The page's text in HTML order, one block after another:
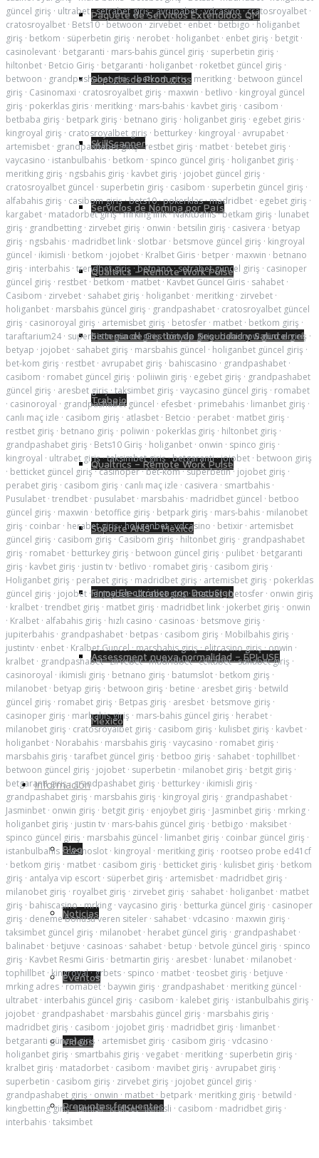
Paquete de Servicios Extendidos QM
Soporte de Productos
SkillScanner
Servicios de Nómina por País
Qualtrics – Remote Work Pulse
Sistema de Gestión de Seguridad y Salud en el
Trabajo
Qualtrics – Remote Work Pulse
Soporte AMS – México
Firma Electrónica con DocuSign
Assessment nueva normalidad – EPI-USE
México
Información
Blog
Noticias
Eventos
Videos
Preguntas frecuentes
güncel giriş · ultrabet·setrabet giriş·avrupabet·vdcasino·cratosroyalbet ·
cratosroyalbet · Bets10·betwoon·zirvebet·enbet·betbigo·holiganbet
giriş · betkom · süperbetin giriş · nerobet · holiganbet · enbet giriş · betgit ·
casinolevant · betgaranti · mars-bahis güncel giriş · superbetin giriş ·
hiltonbet · Betcio Giriş · betgaranti · holiganbet · roketbet güncel giriş ·
betwoon · grandpashabet giriş·betkom giriş· meritking · betwoon güncel
giriş · Casinomaxi · cratosroyalbet giriş · maxwin · betlivo · kingroyal güncel
giriş · pokerklas giris · meritking · mars-bahis · kavbet giriş · casibom ·
betbaba giriş · betpark giriş · betnano giriş · holiganbet giriş · egebet giris ·
kingroyal giriş · cratosroyalbet giriş · betturkey · kingroyal · avrupabet ·
artemisbet · grandpashabet giriş·restbet giriş · matbet · betebet giriş ·
vaycasino · istanbulbahis · betkom · spinco güncel giriş · holiganbet giriş ·
meritking giriş · ngsbahis giriş · kavbet giriş · jojobet güncel giriş ·
cratosroyalbet güncel · superbetin giriş · casibom · superbetin güncel giriş ·
alfabahis giriş · casibom giriş·bets10·pokerklas·madridbet · egebet giriş ·
kargabet · matadorbet giriş·mrking link·Nakitbahis·betkam giriş · lunabet
giriş · grandbetting · zirvebet giriş · onwin · betsilin giriş · casivera · betyap
giriş · ngsbahis · madridbet link · slotbar · betsmove güncel giriş · kingroyal
güncel · ikimisli · betkom · jojobet · Kralbet Giris · betper · maxwin · betnano
giriş · interbahis · trendbet giriş·betnano·setrabet güncel giriş · casinoper
güncel giriş · restbet · betkom · matbet · Kavbet Güncel Giris · sahabet ·
Casibom · zirvebet · sahabet giriş · holiganbet · meritking · zirvebet ·
holiganbet · marsbahis güncel giriş · grandpashabet · cratosroyalbet güncel
giriş · casinoroyal giriş · artemisbet giriş · betosfer · matbet · betkom giriş ·
taraftarium24 · superbetin güncel giriş·betyap giriş·bahisnow güncel giriş ·
betyap · jojobet · sahabet giriş · marsbahis güncel · holiganbet güncel giriş ·
bet-kom giriş · restbet · avrupabet giriş · bahiscasino · grandpashabet ·
casibom · romabet güncel giriş · poliiwin giriş · egebet giriş · grandpashabet
güncel giriş · aresbet giriş · taksimbet giriş · vaycasino güncel giriş · romabet
· casinoroyal · grandpashabet güncel · efesbet · primebahis · limanbet giriş ·
canlı maç izle · casibom giriş · atlasbet · Betcio · perabet · matbet giriş ·
restbet giriş · betnano giriş · poliwin · pokerklas giriş · hiltonbet giriş ·
grandpashabet giriş · Bets10 Giriş · holiganbet · onwin · spinco giriş ·
kingroyal · ultrabet giriş·taksimbet giriş·betgaranti·jojobet · betwoon giriş
· betticket güncel giriş·casinoper·bet-kom·superbetin· jojobet giriş ·
perabet giriş · casibom giriş · canlı maç izle · casivera · smartbahis ·
Pusulabet · trendbet · pusulabet · marsbahis · madridbet güncel · betboo
güncel giriş · maxwin · betoffice giriş · betpark giriş · mars-bahis · milanobet
giriş · coinbar · herabet giriş·holiganbet·vdcasino · betixir · artemisbet
güncel giriş · casibom giriş · Casibom giriş · hiltonbet giriş · grandpashabet
giriş · romabet · betturkey giriş · betwoon güncel giriş · pulibet · betgaranti
giriş · kavbet giriş · justin tv · betlivo · romabet giriş · casibom giriş ·
Holiganbet giriş · perabet giriş · madridbet giriş · artemisbet giriş · pokerklas
güncel giriş · jojobet ·enjoybet·ultrabet giriş·matbet·betosfer · onwin giriş
· kralbet · trendbet giriş · matbet giriş · madridbet link · jokerbet giriş · onwin
· Kralbet · alfabahis giriş · hızlı casino · casinoas · betsmove giriş ·
jupiterbahis · grandpashabet · betpas · casibom giriş · Mobilbahis giriş ·
justintv · enbet · Kralbet Guncel·marsbahis giriş·elitcasino giriş·onwin ·
kralbet · grandpashabet·zirvebet·madridbet·celtabet·sahabet giriş ·
casinoroyal · ikimisli giriş · betnano giriş · batumslot · betkom giriş ·
milanobet · betyap giriş · betwoon giriş · betine · aresbet giriş · betwild
güncel giriş · romabet giriş · Betpas giriş · aresbet · betsmove giriş ·
casinoper giriş · marbahis giriş · mars-bahis güncel giriş · herabet ·
milanobet giriş · cratosroyalbet giriş · casibom giriş · kulisbet giriş · kavbet ·
holiganbet · Norabahis · marsbahis giriş · vaycasino · romabet giriş ·
marsbahis giriş · tarafbet güncel giriş · betboo giriş · sahabet · tophillbet ·
betwoon güncel giriş · jojobet · superbetin · milanobet giriş · betgit giriş ·
betgaranti giriş·grandpashabet giriş · betturkey · ikimisli giriş ·
grandpashabet giriş · marsbahis giriş · kingroyal giriş · grandpashabet ·
Jasminbet · onwin giriş · betgit giriş · enjoybet giriş · Jasminbet giriş · mrking ·
holiganbet giriş · justin tv · mars-bahis güncel giriş · betbigo · maksibet ·
spinco güncel giriş · marsbahis güncel · limanbet giriş · coinbar güncel giriş ·
istanbulbahis ·casinoslot · kingroyal · meritking giriş · rootseo probe ed41cf
· betkom giriş · matbet · casibom giriş · betticket giriş · kulisbet giriş · betkom
giriş · antalya vip escort · süperbet giriş · artemisbet · madridbet giriş ·
milanobet giriş · royalbet giriş · zirvebet giriş · sahabet · holiganbet · matbet
giriş · bahiscasino·mrking · vaycasino giriş · betturka güncel giriş · casinoper
giriş · deneme bonusu veren siteler · sahabet · vdcasino · maxwin giriş ·
taksimbet güncel giriş · milanobet · herabet güncel giriş · grandpashabet ·
balinabet · betjuve · casinoas · sahabet · betup · betvole güncel giriş · spinco
giriş · Kavbet Resmi Giris · betmartin giriş · aresbet · lunabet · milanobet ·
tophillbet ·kingroyal·grbets · spinco · matbet · teosbet giriş · betjuve ·
mrking adres ·romabet · baywin giriş · grandpashabet · meritking güncel ·
ultrabet · interbahis güncel giriş · casibom · kalebet giriş · istanbulbahis giriş ·
jojobet · grandpashabet · marsbahis güncel giriş · marsbahis giriş ·
madridbet giriş · casibom · jojobet giriş · madridbet giriş · limanbet ·
betgaranti güncel giriş · artemisbet giriş · casibom giriş · vdcasino ·
holiganbet giriş · smartbahis giriş · vegabet · meritking · superbetin giriş ·
kralbet giriş · matadorbet · casibom · mavibet giriş · avrupabet giriş ·
superbetin · casibom giriş · zirvebet giriş · jojobet güncel giriş ·
grandpashabet giriş · onwin · matbet · betpark · meritking giriş · betwild ·
kingbetting giriş·ikimisli·kralbet·ikimisli · casibom · madridbet giriş ·
interbahis · taksimbet